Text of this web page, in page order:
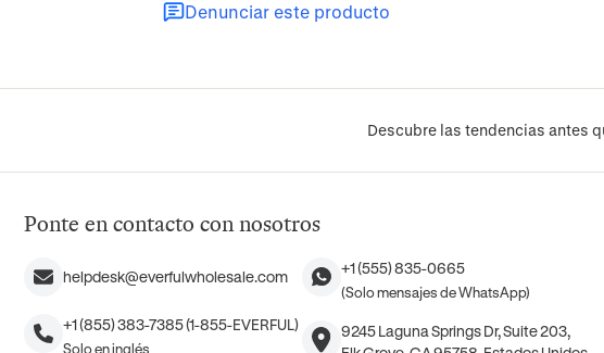
Denunciar este producto
Descubre las tendencias antes
Ponte en contacto con nosotros
helpdesk@everfulwholesale.com
+1 (855) 383-7385 (1-855-EVERFUL)
Solo en inglés
+1 (555) 835-0665
(Solo mensajes de WhatsApp)
9245 Laguna Springs Dr, Suite 203,